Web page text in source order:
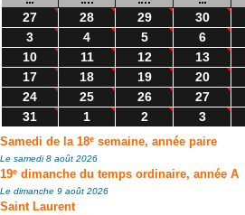
27 28 29 30
3
4 5 6
10
11 12 13
17
18 19 20
24
25 26 27
31
1 2 3
Samedi de la 18e semaine, année paire
Le samedi 8 août 2026
19e dimanche du temps ordinaire, année A
Le dimanche 9 août 2026
Saint Laurent